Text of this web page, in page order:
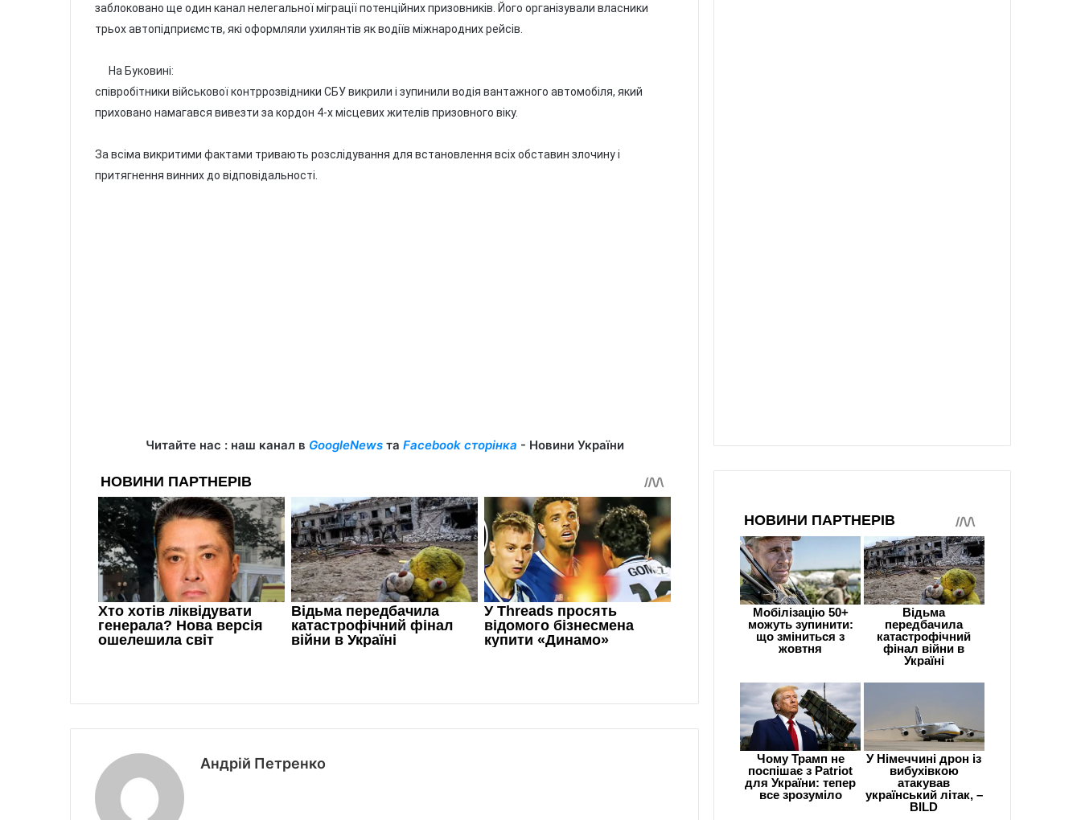
заблоковано ще один канал нелегальної міграції потенційних призовників. Його організували власники
трьох автопідприємств, які оформляли ухилянтів як водіїв міжнародних рейсів.
На Буковині:
співробітники військової контррозвідники СБУ викрили і зупинили водія вантажного автомобіля, який
приховано намагався вивезти за кордон 4-х місцевих жителів призовного віку.
За всіма викритими фактами тривають розслідування для встановлення всіх обставин злочину і
притягнення винних до відповідальності.
Читайте нас : наш канал в GoogleNewsта Facebook сторінка - Новини України
Андрій Петренко